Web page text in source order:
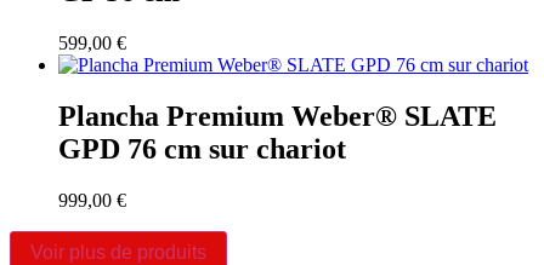
599,00 €
Plancha Premium Weber® SLATE
GPD 76 cm sur chariot
999,00 €
Voir plus de produits